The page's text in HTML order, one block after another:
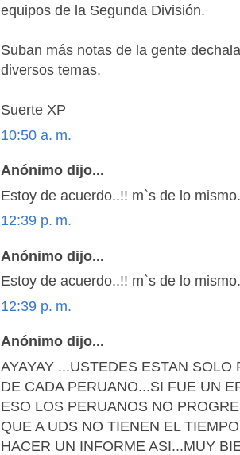
equipos de la Segunda División.
Suban más notas de la gente
diversos temas.
Suerte XP
10:50 a. m.
Anónimo dijo...
Estoy de acuerdo..!! m`s de lo
12:39 p. m.
Anónimo dijo...
Estoy de acuerdo..!! m`s de lo
12:39 p. m.
Anónimo dijo...
AYAYAY ...USTEDES ESTAN SOLO
DE CADA PERUANO...SI FUE UN
ESO LOS PERUANOS NO
QUE A UDS NO TIENEN EL
HACER UN INFORME ASI...MUY